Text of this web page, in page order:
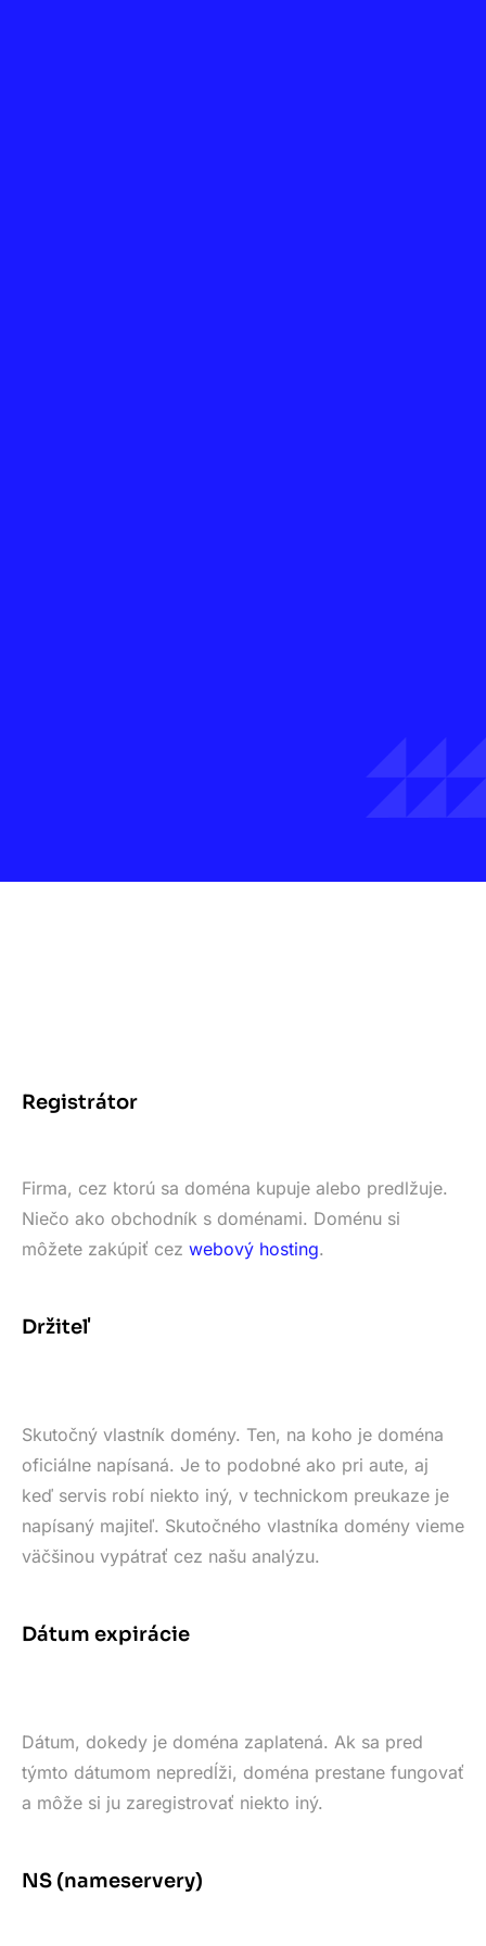
Registrátor
Firma, cez ktorú sa doména kupuje alebo predlžuje.
Niečo ako obchodník s doménami. Doménu si
môžete zakúpiť cez webový hosting.
Držiteľ
Skutočný vlastník domény. Ten, na koho je doména
oficiálne napísaná. Je to podobné ako pri aute, aj
keď servis robí niekto iný, v technickom preukaze je
napísaný majiteľ. Skutočného vlastníka domény vieme
väčšinou vypátrať cez našu analýzu.
Dátum expirácie
Dátum, dokedy je doména zaplatená. Ak sa pred
týmto dátumom nepredĺži, doména prestane fungovať
a môže si ju zaregistrovať niekto iný.
NS (nameservery)